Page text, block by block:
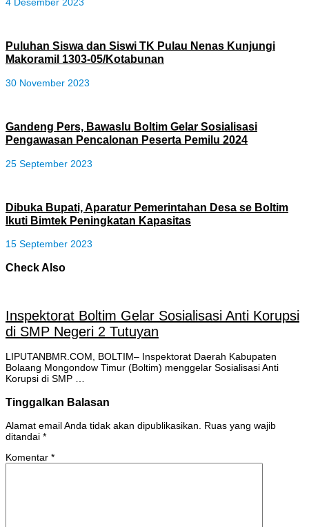
Puluhan Siswa dan Siswi TK Pulau Nenas Kunjungi
Makoramil 1303-05/Kotabunan
30 November 2023
Gandeng Pers, Bawaslu Boltim Gelar Sosialisasi
Pengawasan Pencalonan Peserta Pemilu 2024
25 September 2023
Dibuka Bupati, Aparatur Pemerintahan Desa se Boltim
Ikuti Bimtek Peningkatan Kapasitas
15 September 2023
Check Also
Inspektorat Boltim Gelar Sosialisasi Anti Korupsi
di SMP Negeri 2 Tutuyan
LIPUTANBMR.COM, BOLTIM– Inspektorat Daerah Kabupaten
Bolaang Mongondow Timur (Boltim) menggelar Sosialisasi Anti
Korupsi di SMP …
Tinggalkan Balasan
Alamat email Anda tidak akan dipublikasikan.
Ruas yang wajib
ditandai *
Komentar *